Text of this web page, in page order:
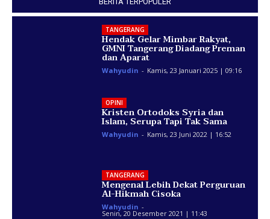
TANGERANG
Hendak Gelar Mimbar Rakyat,
GMNI Tangerang Diadang Preman
dan Aparat
Wahyudin - Kamis, 23 Januari 2025 | 09:16
OPINI
Kristen Ortodoks Syria dan
Islam, Serupa Tapi Tak Sama
Wahyudin - Kamis, 23 Juni 2022 | 16:52
TANGERANG
Mengenal Lebih Dekat Perguruan
Al-Hikmah Cisoka
Wahyudin -
Senin, 20 Desember 2021 | 11:43